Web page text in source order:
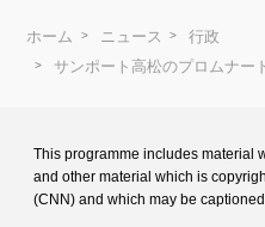
ホーム ニュース
行政
サンポート高松のプロムナ
This programme includes material
and other material which is
(CNN) and which may be